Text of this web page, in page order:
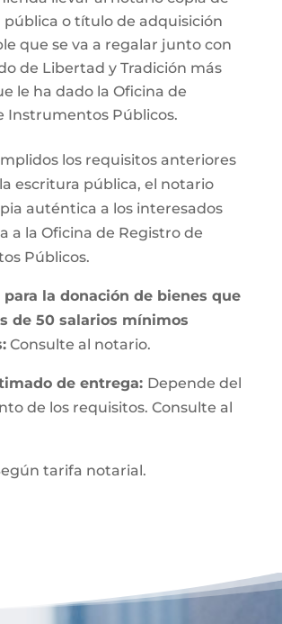
pública o título de adquisición
que se va a regalar junto con
de Libertad y Tradición más
le ha dado la Oficina de
Instrumentos Públicos.
los requisitos anteriores
escritura pública, el notario
auténtica a los interesados
a la Oficina de Registro de
Públicos.
la donación de bienes que
de 50 salarios mínimos
Consulte al notario.
de entrega: Depende del
de los requisitos. Consulte al
tarifa notarial.